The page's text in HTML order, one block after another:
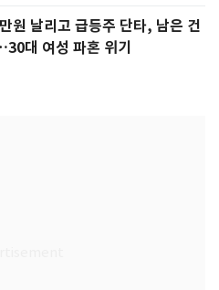
원 날리고 급등주 단타, 남은 건
대 여성 파혼 위기